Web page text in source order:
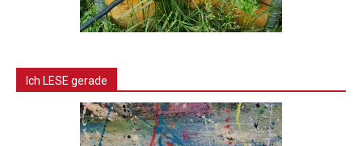
Ich LESE gerade